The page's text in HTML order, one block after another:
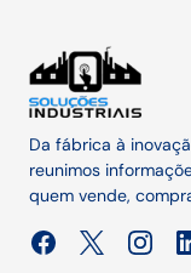
Da fábrica à
reunimos
quem vende,